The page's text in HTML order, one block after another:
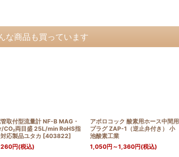
な商品も買っています
取付型流量計 NF-B MAG・
CO₂両目盛 25L/min RoHS指
応製品ユタカ [403822]
円(税込)
アポロコック 酸素用ホース中間用
プラグ ZAP-1（逆止弁付き） 小
池酸素工業
1,050円 ～1,360円(税込)